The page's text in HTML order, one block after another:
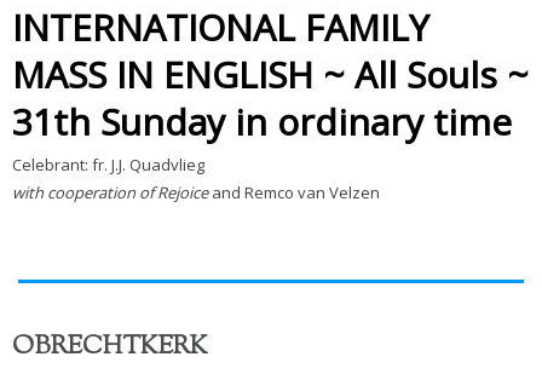
INTERNATIONAL FAMILY
MASS IN ENGLISH ~ All Souls ~
31th Sunday in ordinary time
Celebrant: fr. J.J. Quadvlieg
with cooperation of Rejoiceand Remco van Velzen
OBRECHTKERK